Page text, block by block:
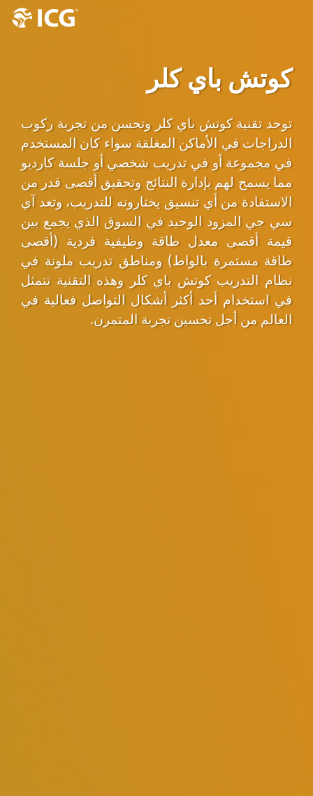
كوتش باي كلر
توحد تقنية كوتش باي كلر وتحسن من تجربة ركوب
الدراجات في الأماكن المغلقة سواء كان المستخدم
في مجموعة أو في تدريب شخصي أو جلسة كارديو
مما يسمح لهم بإدارة النتائج وتحقيق أقصى قدر من
الاستفادة من أي تنسيق يختارونه للتدريب، وتعد آي
سي جي المزود الوحيد في السوق الذي يجمع بين
قيمة أقصى معدل طاقة وظيفية فردية (أقصى
طاقة مستمرة بالواط) ومناطق تدريب ملونة في
نظام التدريب كوتش باي كلر وهذه التقنية تتمثل
في استخدام أحد أكثر أشكال التواصل فعالية في
العالم من أجل تحسين تجربة المتمرن.